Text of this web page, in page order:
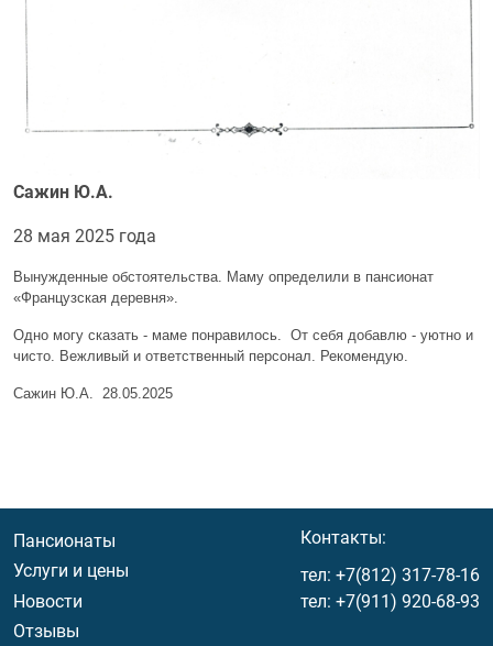
Сажин Ю.А.
28 мая 2025 года
Вынужденные обстоятельства. Маму определили в пансионат
«Французская деревня».
Одно могу сказать - маме понравилось. От себя добавлю - уютно и
чисто. Вежливый и ответственный персонал. Рекомендую.
Сажин Ю.А. 28.05.2025
Menu footer
Пансионаты
Услуги и цены
Новости
Отзывы
Контакты:
тел: +7(812) 317-78-16
тел: +7(911) 920-68-93